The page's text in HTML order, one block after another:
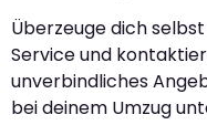
Überzeuge dich
Service und
unverbindliches
bei deinem Umzug